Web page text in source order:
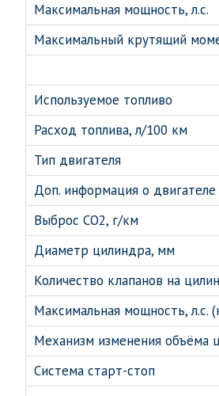
Максимальная мощность, л.с.
Максимальный крутящий
Используемое топливо
Расход топлива, л/100 км
Тип двигателя
Доп. информация о двигателе
Выброс CO2, г/км
Диаметр цилиндра, мм
Количество клапанов на
Максимальная мощность, л.с.
Механизм изменения объёма
Система старт-стоп